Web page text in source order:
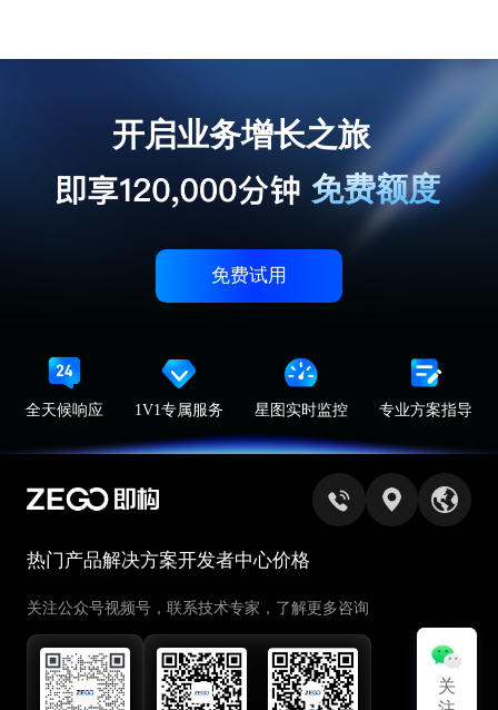
关
开启业务增长之旅
免费额度
免费试用
全天候响应 1V1专属服务 星图实时监控 专业方案指导
热门产品解决方案开发者中心价格
关注公众号视频号，联系技术专家，了解更多咨询
关